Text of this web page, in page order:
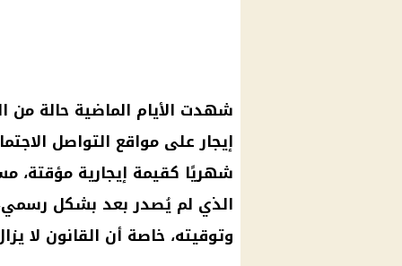
شهدت الأيام الماضية حالة من
الذي لم يُصدر بعد بشكل رسمي،
وتوقيته، خاصة أن القانون لا